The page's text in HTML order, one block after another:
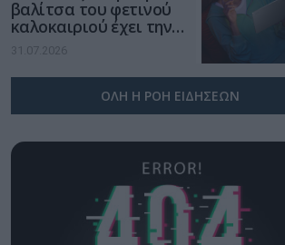
βαλίτσα του φετινού
καλοκαιριού έχει την
υπογραφή της Xiaomi
31.07.2026
ΟΛΗ Η ΡΟΗ ΕΙΔΗΣΕΩΝ